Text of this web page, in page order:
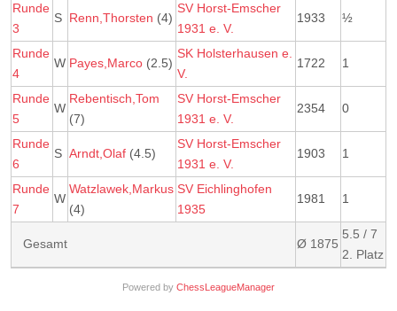
Runde
3
S Renn,Thorsten (4)
SV Horst-Emscher
1931 e. V.
1933 ½
Runde
4
W Payes,Marco (2.5)
SK Holsterhausen e.
V.
1722 1
Runde
5
W
Rebentisch,Tom
(7)
SV Horst-Emscher
1931 e. V.
2354 0
Runde
6
S Arndt,Olaf (4.5)
SV Horst-Emscher
1931 e. V.
1903 1
Runde
7
W
Watzlawek,Markus
(4)
SV Eichlinghofen
1935
1981 1
Gesamt Ø 1875
5.5 / 7
2. Platz
Powered by ChessLeagueManager